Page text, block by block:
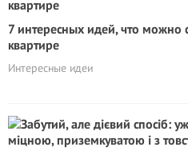
7 интересных идей, что можно
квартире
Интересные идеи